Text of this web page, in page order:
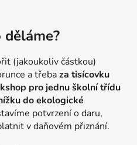
děláme?
(jakoukoliv částkou)
a třebaza tisícovku
pro jednu školní třídu
do ekologické
potvrzení o daru,
v daňovém přiznání.